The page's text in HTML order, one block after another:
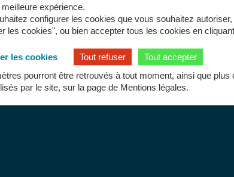
expérience.
configurer les cookies que vous souhaitez
les cookies", ou bien accepter tous les cookies en
les cookies
Tout refuser
Tout accepter
pourront être retrouvés à tout moment, ainsi que plus
par le site, sur la page de Mentions légales.